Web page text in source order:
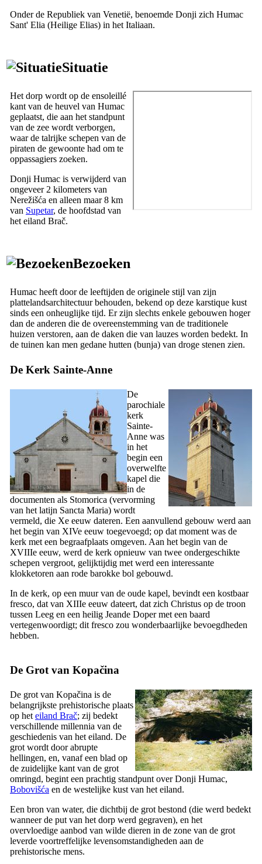
Onder de Republiek van Venetië, benoemde Donji zich Humac
Sant' Elia (Heilige Elias) in het Italiaan.
Situatie
Het dorp wordt op de ensoleillé
kant van de heuvel van Humac
geplaatst, die aan het standpunt
van de zee wordt verborgen,
waar de talrijke schepen van de
piraten de gewoonte had om te
oppassagiers zoeken.
Donji Humac is verwijderd van
ongeveer 2 kilometers van
Nerežišća en alleen maar 8 km
van Supetar, de hoofdstad van
het eiland Brač.
Bezoeken
Humac heeft door de leeftijden de originele stijl van zijn
plattelandsarchitectuur behouden, bekend op deze karstique kust
sinds een onheuglijke tijd. Er zijn slechts enkele gebouwen hoger
dan de anderen die de overeenstemming van de traditionele
huizen verstoren, aan de daken die van lauzes worden bedekt. In
de tuinen kan men gedane hutten (bunja) van droge stenen zien.
De Kerk Sainte-Anne
De
parochiale
kerk
Sainte-
Anne was
in het
begin een
overwelfte
kapel die
in de
documenten als Stomorica (vervorming
van het latijn Sancta Maria) wordt
vermeld, die Xe eeuw dateren. Een aanvullend gebouw werd aan
het begin van XIVe eeuw toegevoegd; op dat moment was de
kerk met een begraafplaats omgeven. Aan het begin van de
XVIIIe eeuw, werd de kerk opnieuw van twee ondergeschikte
schepen vergroot, gelijktijdig met werd een interessante
klokketoren aan rode barokke bol gebouwd.
In de kerk, op een muur van de oude kapel, bevindt een kostbaar
fresco, dat van XIIIe eeuw dateert, dat zich Christus op de troon
tussen Leeg en een heilig Jeande Doper met een baard
vertegenwoordigt; dit fresco zou wonderbaarlijke bevoegdheden
hebben.
De Grot van Kopačina
De grot van Kopačina is de
belangrijkste prehistorische plaats
op het eiland Brač; zij bedekt
verschillende millennia van de
geschiedenis van het eiland. De
grot wordt door abrupte
hellingen, en, vanaf een blad op
de zuidelijke kant van de grot
omringd, begint een prachtig standpunt over Donji Humac,
Bobovišća en de westelijke kust van het eiland.
Een bron van water, die dichtbij de grot bestond (die werd bedekt
wanneer de put van het dorp werd gegraven), en het
overvloedige aanbod van wilde dieren in de zone van de grot
leverde voortreffelijke levensomstandigheden aan de
prehistorische mens.